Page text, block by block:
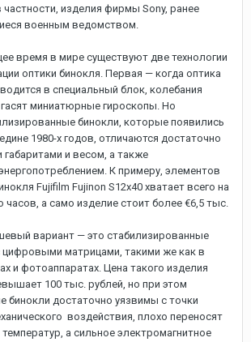
частности, изделия фирмы Sony, ранее
военным ведомством.
время в мире существуют две технологии
оптики бинокля. Первая — когда оптика
в специальный блок, колебания
миниатюрные гироскопы. Но
бинокли, которые появились
1980-х годов, отличаются достаточно
и весом, а также
К примеру, элементов
Fujifilm Fujinon S12x40 хватает всего на
часов, а само изделие стоит более €6,5 тыс.
вариант — это стабилизированные
цифровыми матрицами, такими же как в
и фотоаппаратах. Цена такого изделия
100 тыс. рублей, но при этом
бинокли достаточно уязвимы с точки
воздействия, плохо переносят
а сильное электромагнитное